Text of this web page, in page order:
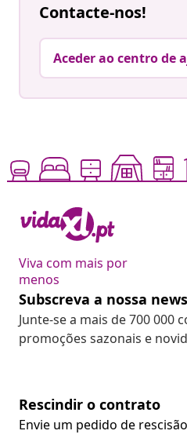
Contacte-nos!
Aceder ao centro de
Viva com mais por
menos
Subscreva a nossa
Junte-se a mais de 700
promoções sazonais e
Rescindir o contrato
Envie um pedido de